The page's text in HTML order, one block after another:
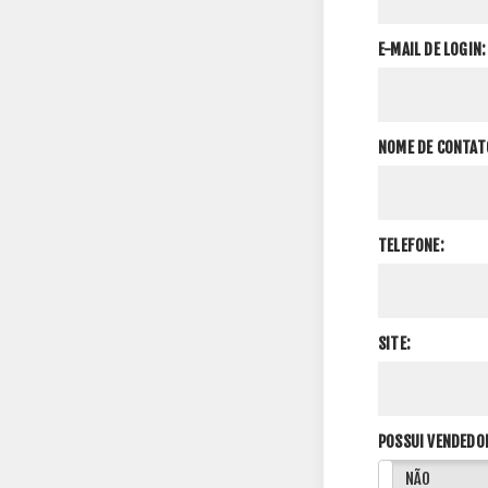
E-MAIL DE LOGIN:
NOME DE
TELEFONE:
SITE:
POSSUI
NÃO